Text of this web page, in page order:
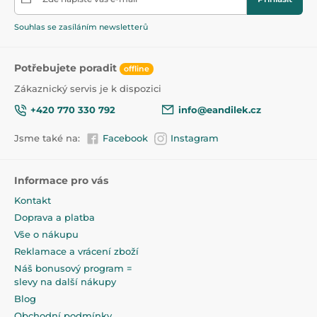
Produkt je zařazen v kategoriích
45
Souhlas se zasíláním newsletterů
Potřebujete poradit offline
Zákaznický servis je k dispozici
+420 770 330 792
info@eandilek.cz
Jsme také na: Facebook Instagram
Informace pro vás
Kontakt
Doprava a platba
Vše o nákupu
Reklamace a vrácení zboží
Náš bonusový program =
slevy na další nákupy
Blog